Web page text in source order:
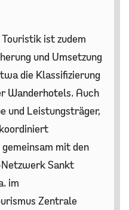
ist zudem
und Umsetzung
die Klassifizierung
Wanderhotels. Auch
und Leistungsträger,
mit den
Sankt
im
Zentrale